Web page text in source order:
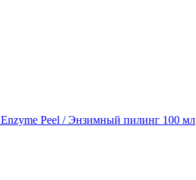
Enzyme Peel / Энзимный пилинг 100 мл